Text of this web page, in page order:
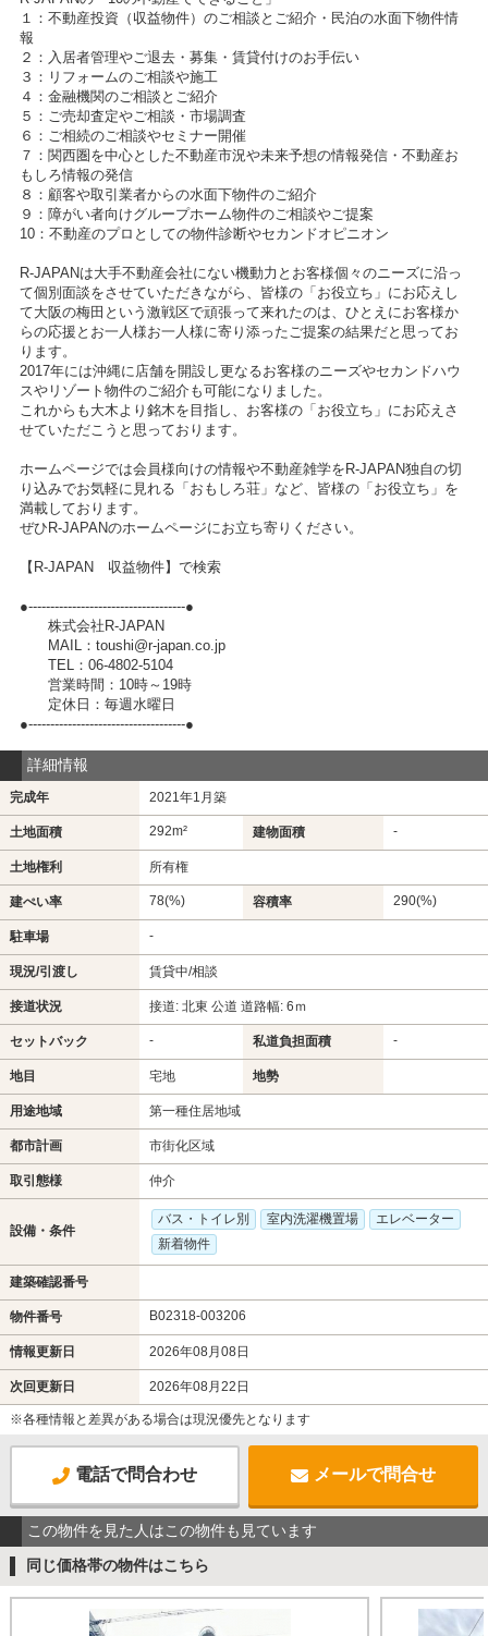
１：不動産投資（収益物件）のご相談とご紹介・民泊の水面下物件情
報
２：入居者管理やご退去・募集・賃貸付けのお手伝い
３：リフォームのご相談や施工
４：金融機関のご相談とご紹介
５：ご売却査定やご相談・市場調査
６：ご相続のご相談やセミナー開催
７：関西圏を中心とした不動産市況や未来予想の情報発信・不動産お
もしろ情報の発信
８：顧客や取引業者からの水面下物件のご紹介
９：障がい者向けグループホーム物件のご相談やご提案
10：不動産のプロとしての物件診断やセカンドオピニオン
R-JAPANは大手不動産会社にない機動力とお客様個々のニーズに沿っ
て個別面談をさせていただきながら、皆様の「お役立ち」にお応えし
て大阪の梅田という激戦区で頑張って来れたのは、ひとえにお客様か
らの応援とお一人様お一人様に寄り添ったご提案の結果だと思ってお
ります。
2017年には沖縄に店舗を開設し更なるお客様のニーズやセカンドハウ
スやリゾート物件のご紹介も可能になりました。
これからも大木より銘木を目指し、お客様の「お役立ち」にお応えさ
せていただこうと思っております。
ホームページでは会員様向けの情報や不動産雑学をR-JAPAN独自の切
り込みでお気軽に見れる「おもしろ荘」など、皆様の「お役立ち」を
満載しております。
ぜひR-JAPANのホームページにお立ち寄りください。
【R-JAPAN 収益物件】で検索
●------------------------------------●
株式会社R-JAPAN
MAIL：toushi@r-japan.co.jp
TEL：06-4802-5104
営業時間：10時～19時
定休日：毎週水曜日
●------------------------------------●
詳細情報
完成年 2021年1月築
土地面積 292m² 建物面積 -
土地権利 所有権
建ぺい率 78(%) 容積率 290(%)
駐車場 -
現況/引渡し 賃貸中/相談
接道状況 接道: 北東 公道 道路幅: 6ｍ
セットバック - 私道負担面積 -
地目 宅地 地勢
用途地域 第一種住居地域
都市計画 市街化区域
取引態様 仲介
設備・条件
バス・トイレ別 室内洗濯機置場
エレベーター
新着物件
建築確認番号
物件番号 B02318-003206
情報更新日 2026年08月08日
次回更新日 2026年08月22日
※各種情報と差異がある場合は現況優先となります
電話で問合わせ メールで問合せ
この物件を見た人はこの物件も見ています
同じ価格帯の物件はこちら